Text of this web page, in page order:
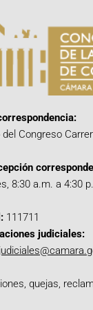
Congreso
8:30 a.m. a 4:30
111711
judiciales:
quejas,